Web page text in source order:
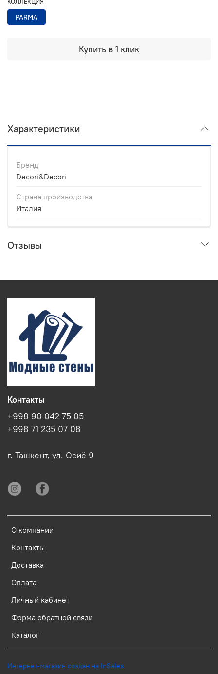
Купить в 1 клик
PARMA
Характеристики
Бренд
Decori&Decori
Страна производства
Италия
Отзывы
О компании
Контакты
Доставка
Оплата
Личный кабинет
Форма обратной связи
Каталог
Контакты
+998 90 042 75 05
+998 71 235 07 08
г. Ташкент, ул. Осиё 9
Интернет-магазин создан на InSales